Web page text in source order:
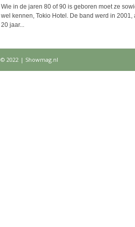
Wie in de jaren 80 of 90 is geboren moet ze
wel kennen, Tokio Hotel. De band werd in 2001,
20 jaar...
© 2022 | Showmag.nl